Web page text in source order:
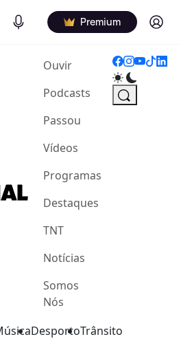
Podcasts Premium Log in
Ouvir(current)
Podcasts
Passou
Vídeos
Programas
Destaques
TNT
Notícias
Somos
Nós
DesportoTrânsito